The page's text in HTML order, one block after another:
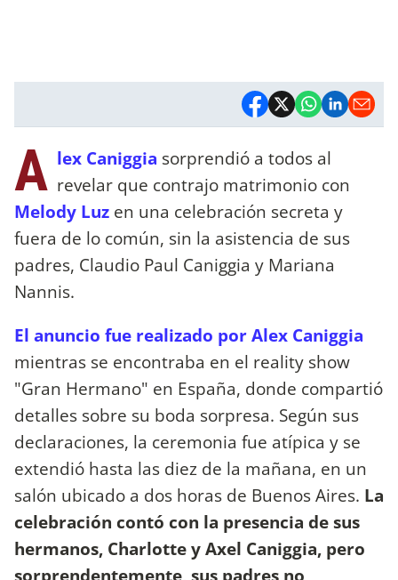
A lex Caniggia sorprendió a todos al
revelar que contrajo matrimonio con
Melody Luz en una celebración secreta y
fuera de lo común, sin la asistencia de sus
padres, Claudio Paul Caniggia y Mariana
Nannis.
El anuncio fue realizado por Alex Caniggia
mientras se encontraba en el reality show
"Gran Hermano" en España, donde compartió
detalles sobre su boda sorpresa. Según sus
declaraciones, la ceremonia fue atípica y se
extendió hasta las diez de la mañana, en un
salón ubicado a dos horas de Buenos Aires. La
celebración contó con la presencia de sus
hermanos, Charlotte y Axel Caniggia, pero
sorprendentemente, sus padres no